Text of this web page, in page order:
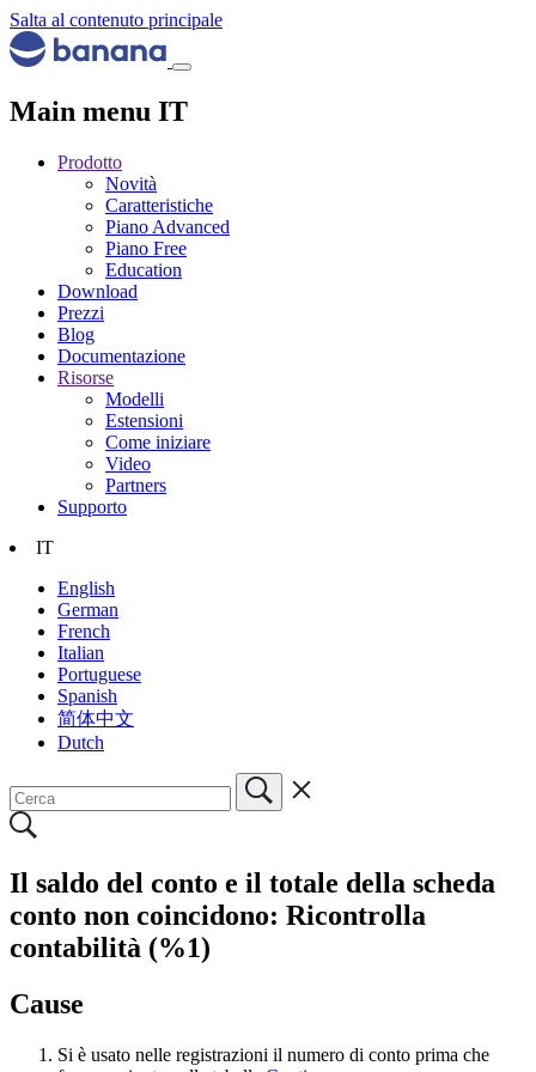
Salta al contenuto principale
Main menu IT
Prodotto
Novità
Caratteristiche
Piano Advanced
Piano Free
Education
Download
Prezzi
Blog
Documentazione
Risorse
Modelli
Estensioni
Come iniziare
Video
Partners
Supporto
IT
English
German
French
Italian
Portuguese
Spanish
简体中文
Dutch
Il saldo del conto e il totale della scheda
conto non coincidono: Ricontrolla
contabilità (%1)
Cause
Si è usato nelle registrazioni il numero di conto prima che